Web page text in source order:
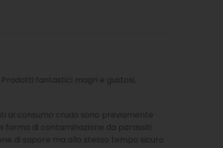
fantastici magri e gustosi,
al consumo crudo sono previamente
di contaminazione da parassiti
di sapore ma allo stesso tempo sicuro